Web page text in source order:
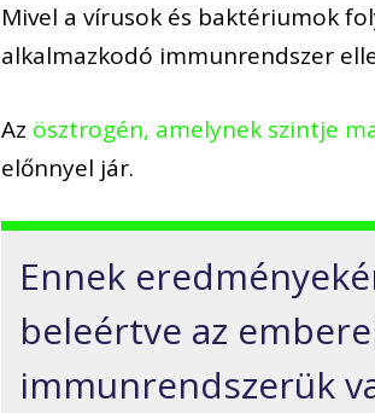
Mivel a vírusok és baktériumok
alkalmazkodó immunrendszer
Az ösztrogén, amelynek szintje
előnnyel jár.
Ennek
beleértve az
immunrendszerük